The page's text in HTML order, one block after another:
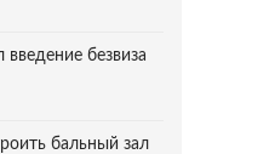
безвиза
бальный зал